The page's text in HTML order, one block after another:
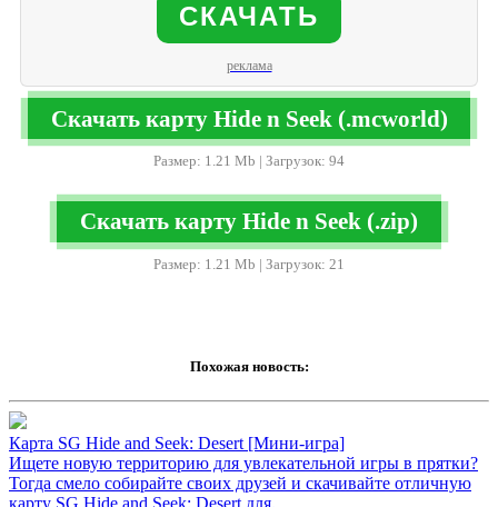
СКАЧАТЬ
реклама
Скачать карту Hide n Seek (.mcworld)
Размер: 1.21 Mb | Загрузок: 94
Скачать карту Hide n Seek (.zip)
Размер: 1.21 Mb | Загрузок: 21
Похожая новость:
Карта SG Hide and Seek: Desert [Мини-игра]
Ищете новую территорию для увлекательной игры в прятки?
Тогда смело собирайте своих друзей и скачивайте отличную
карту SG Hide and Seek: Desert для.